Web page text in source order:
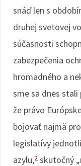
snáď len s
druhej svetovej
súčasnosti
zabezpečenia
hromadného a
sme sa dnes
že právo
bojovať najmä
legislatívy
azylu,2 skutočný